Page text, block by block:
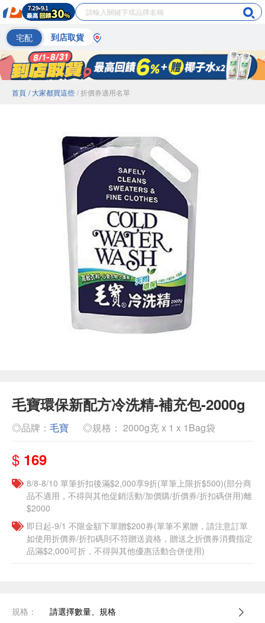
宅配 到店取貨
首頁 / 大家都買這些 / 折價券適用名單
毛寶環保新配方冷洗精-補充包-2000g
◎品牌： 毛寶 ◎規格： 2000g克 x 1 x 1Bag袋
$ 169
8/8-8/10 單筆折扣後滿$2,000享9折(單筆上限折$500)(部分商
品不適用，不得與其他促銷活動/加價購/折價券/折扣碼併用)離
$2000
即日起-9/1 不限金額下單贈$200券(單筆不累贈，請注意訂單
如使用折價券/折扣碼則不符贈送資格，贈送之折價券消費指定
品滿$2,000可折，不得與其他優惠活動合併使用)
規格： 請選擇數量、規格